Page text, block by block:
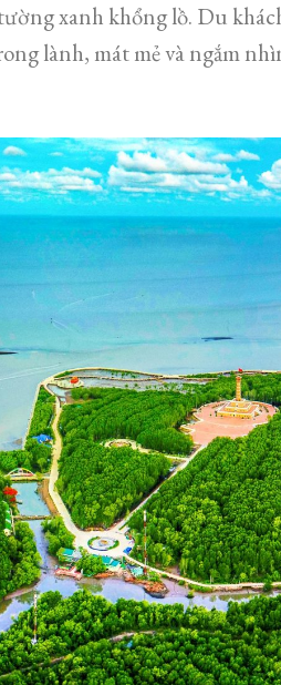
xanh khổng lồ. Du
lành, mát mẻ và ngắm